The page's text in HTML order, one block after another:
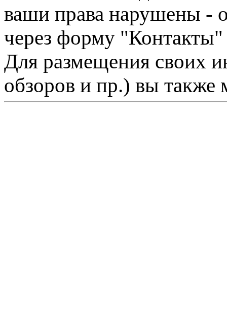
ваши права нарушены -
через форму "Контакты"
Для размещения своих
обзоров и пр.) вы также